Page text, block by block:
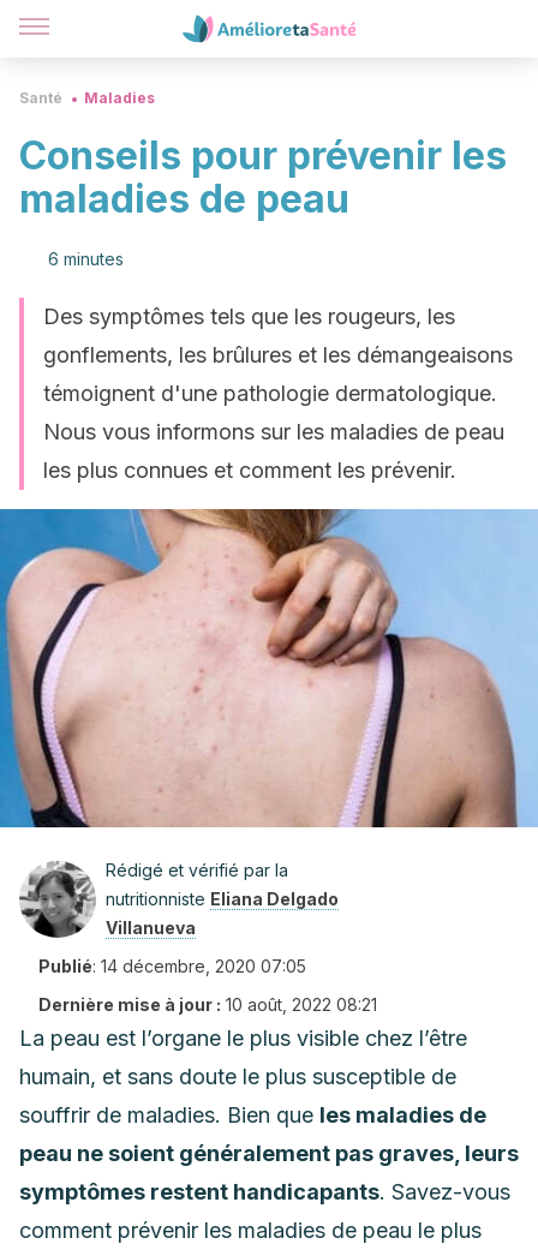
Santé Maladies
Conseils pour prévenir les
maladies de peau
6 minutes
Des symptômes tels que les rougeurs, les
gonflements, les brûlures et les démangeaisons
témoignent d'une pathologie dermatologique.
Nous vous informons sur les maladies de peau
les plus connues et comment les prévenir.
Rédigé et vérifié par la
nutritionniste Eliana Delgado
Villanueva
Publié: 14 décembre, 2020 07:05
Dernière mise à jour : 10 août, 2022 08:21
La peau est l’organe le plus visible chez l’être
humain, et sans doute le plus susceptible de
souffrir de maladies. Bien que les maladies de
peau ne soient généralement pas graves, leurs
symptômes restent handicapants. Savez-vous
comment prévenir les maladies de peau le plus